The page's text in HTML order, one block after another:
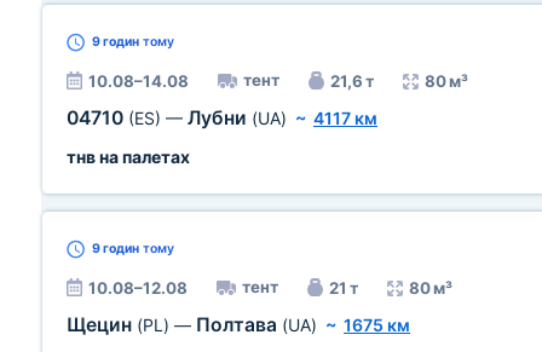
9 годин тому
10.08–14.08 тент 21,6 т 80 м³
04710 (ES) — Лубни (UA) ~ 4117 км
тнв на палетах
9 годин тому
10.08–12.08 тент 21 т 80 м³
Щецин (PL) — Полтава (UA) ~ 1675 км